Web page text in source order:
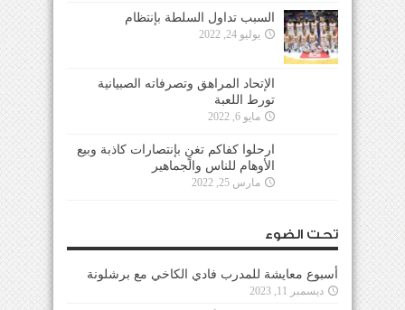
السبب تداول السلطة بإنتظام
يوليو 24, 2022
الإتحاد المراهق وتصرفاته الصبيانية
تورط اللعبة
مايو 6, 2022
ارحلوا كفاكم تغنٍ بإنتصارات كاذبة وبيع
الأوهام للناس والجماهير
مارس 25, 2022
تحت الضوء
أسبوع معايشة للمدرب فادي الكاخي مع برشلونة
ديسمبر 11, 2023